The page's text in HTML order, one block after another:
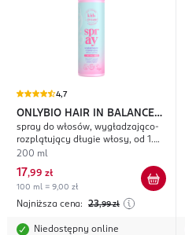
4,7
ONLYBIO HAIR IN BALANCE
Kids
spray do włosów, wygładzająco-
rozplątujący długie włosy, od 1.
roku życia
200 ml
17,99 zł
100 ml = 9,00 zł
Najniższa cena: 23,99 zł
Niedostępny online